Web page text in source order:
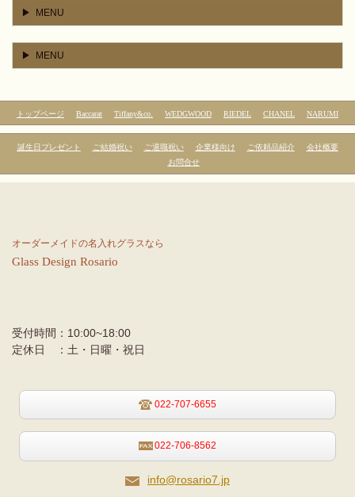
MENU
MENU
トップページ Baccarat Tiffany&co. WEDGWOOD RIEDEL CHANEL NARUMI
誕生日プレゼント ご結婚祝い ご退職祝い 企業様向け ご依頼品紹介
会社概要
お問合せ
オーダーメイドの名入れグラスなら
Glass Design Rosario
受付時間： 10:00~18:00
定休日 ： 土・日曜・祝日
022-707-6655
022-706-8562
info@rosario7.jp